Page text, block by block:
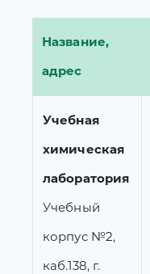
Название,
адрес
Учебная
химическая
лаборатория
Учебный
корпус №2,
каб.138, г.